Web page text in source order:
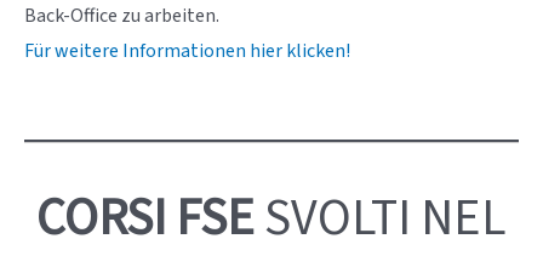
Back-Office zu arbeiten.
Für weitere Informationen hier klicken!
CORSI FSESVOLTI NEL